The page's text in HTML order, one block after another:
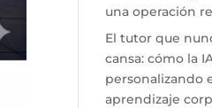
una operación
El tutor que
cansa: cómo la
personalizando
aprendizaje